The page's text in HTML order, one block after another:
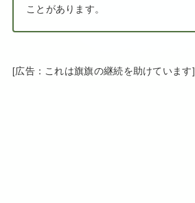
ことがあります。
[広告：これは旗旗の継続を助けています]